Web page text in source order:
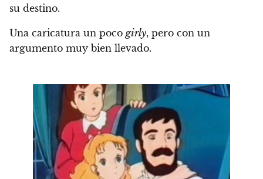
su destino.
Una caricatura un poco girly, pero con un
argumento muy bien llevado.